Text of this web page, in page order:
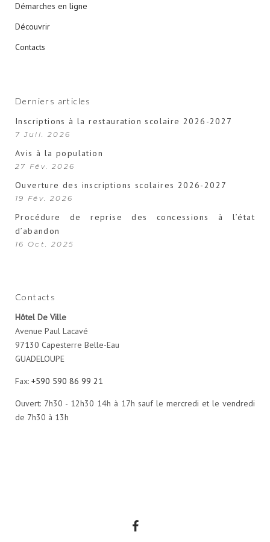
Démarches en ligne
Découvrir
Contacts
Derniers articles
Inscriptions à la restauration scolaire 2026-2027
7 Juil. 2026
Avis à la population
27 Fév. 2026
Ouverture des inscriptions scolaires 2026-2027
19 Fév. 2026
Procédure de reprise des concessions à l’état
d’abandon
16 Oct. 2025
Contacts
Hôtel De Ville
Avenue Paul Lacavé
97130 Capesterre Belle-Eau
GUADELOUPE
Fax: +590 590 86 99 21
Ouvert: 7h30 - 12h30 14h à 17h sauf le mercredi et le vendredi
de 7h30 à 13h